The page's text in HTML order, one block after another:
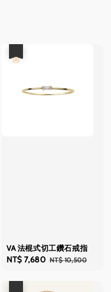
VA 法棍式切工鑽石戒指
Sale
NT$ 7,680 Regular
NT$ 10,500